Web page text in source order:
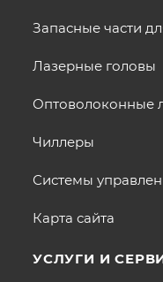
Запасные части
Лазерные головы
Оптоволоконные
Чиллеры
Системы
Карта сайта
УСЛУГИ И